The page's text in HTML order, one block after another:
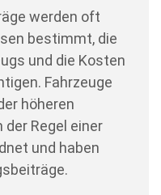
werden oft
bestimmt, die
und die Kosten
Fahrzeuge
höheren
Regel einer
und haben